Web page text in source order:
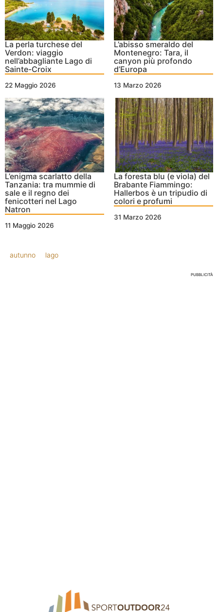
La perla turchese del
Verdon: viaggio
nell’abbagliante Lago di
Sainte-Croix
22 Maggio 2026
L’abisso smeraldo del
Montenegro: Tara, il
canyon più profondo
d’Europa
13 Marzo 2026
L’enigma scarlatto della
Tanzania: tra mummie di
sale e il regno dei
fenicotteri nel Lago
Natron
11 Maggio 2026
La foresta blu (e viola) del
Brabante Fiammingo:
Hallerbos è un tripudio di
colori e profumi
31 Marzo 2026
autunno lago
PUBBLICITÀ